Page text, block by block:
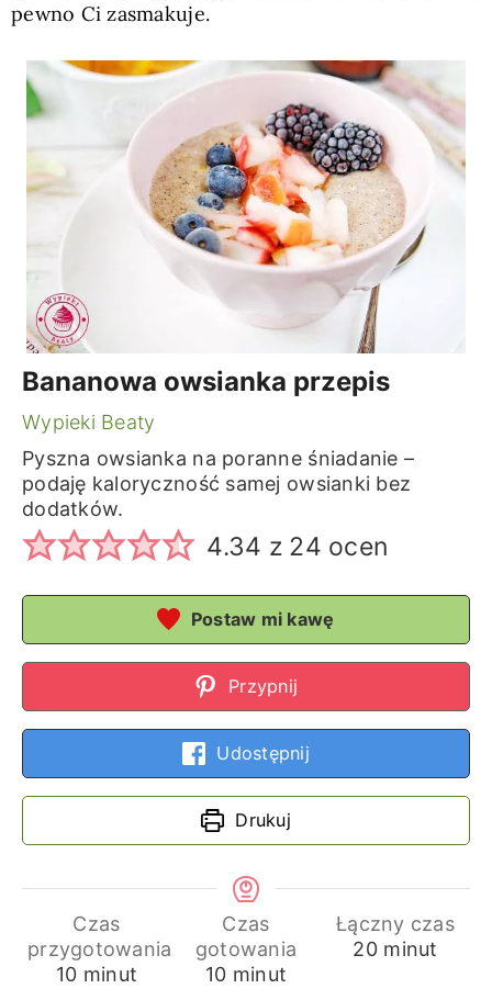
pewno Ci zasmakuje.
Bananowa owsianka przepis
Wypieki Beaty
Pyszna owsianka na poranne śniadanie –
podaję kaloryczność samej owsianki bez
dodatków.
4.34 z 24 ocen
Postaw mi kawę
Przypnij
Udostępnij
Drukuj
Czas
przygotowania
10minuty
minut
Czas
gotowania
10minuty
minut
Łączny czas
20minuty
minut